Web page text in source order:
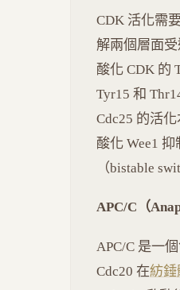
CDK 活化需
解兩個層面
酸化 CDK 的
Tyr15 和
Cdc25 的活
酸化 Wee1
（bistable
APC/C（
APC/C 是一
Cdc20 在紡錘